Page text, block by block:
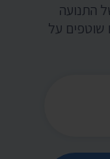
התנועה
שוטפים על